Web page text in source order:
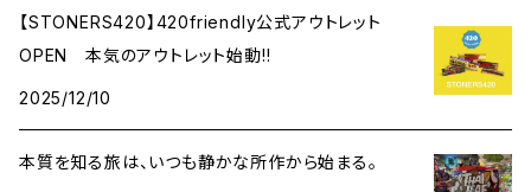
【STONERS420】420friendly公式アウトレット
OPEN 本気のアウトレット始動!!
2025/12/10
本質を知る旅は、いつも静かな所作から始まる。